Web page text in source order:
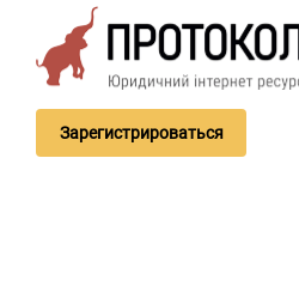
Зарегистрироваться